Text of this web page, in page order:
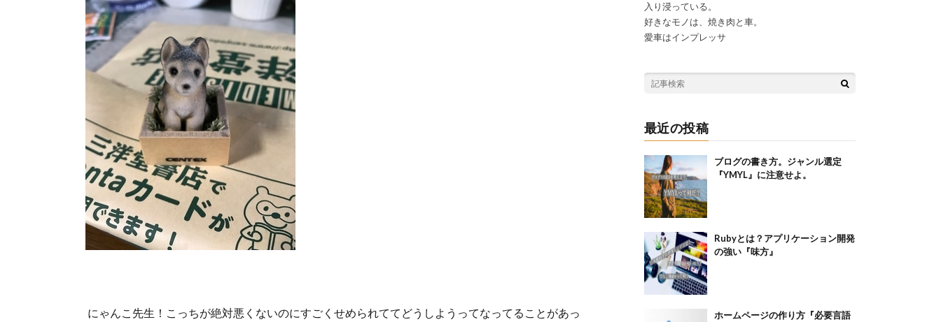
にゃんこ先生！こっちが絶対悪くないのにすごくせめられててどうしようってなってることがあっ
入り浸っている。
好きなモノは、焼き肉と車。
愛車はインプレッサ
最近の投稿
ブログの書き方。ジャンル選定
『YMYL』に注意せよ。
Rubyとは？アプリケーション開発
の強い『味方』
ホームページの作り方『必要言語